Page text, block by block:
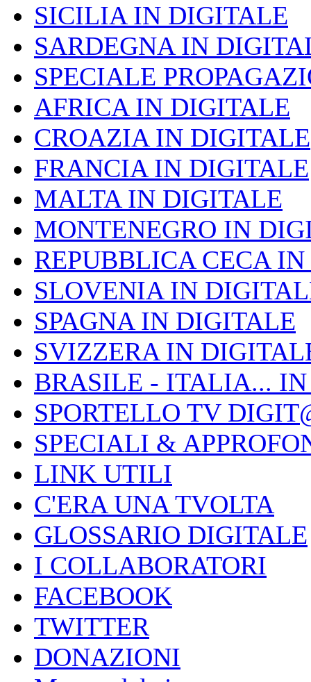
SICILIA IN DIGITALE
SARDEGNA IN
SPECIALE
AFRICA IN DIGITALE
CROAZIA IN DIGITALE
FRANCIA IN DIGITALE
MALTA IN DIGITALE
MONTENEGRO IN
REPUBBLICA CECA
SLOVENIA IN
SPAGNA IN DIGITALE
SVIZZERA IN
BRASILE - ITALIA...
SPORTELLO TV
SPECIALI &
LINK UTILI
C'ERA UNA TVOLTA
GLOSSARIO DIGITALE
I COLLABORATORI
FACEBOOK
TWITTER
DONAZIONI